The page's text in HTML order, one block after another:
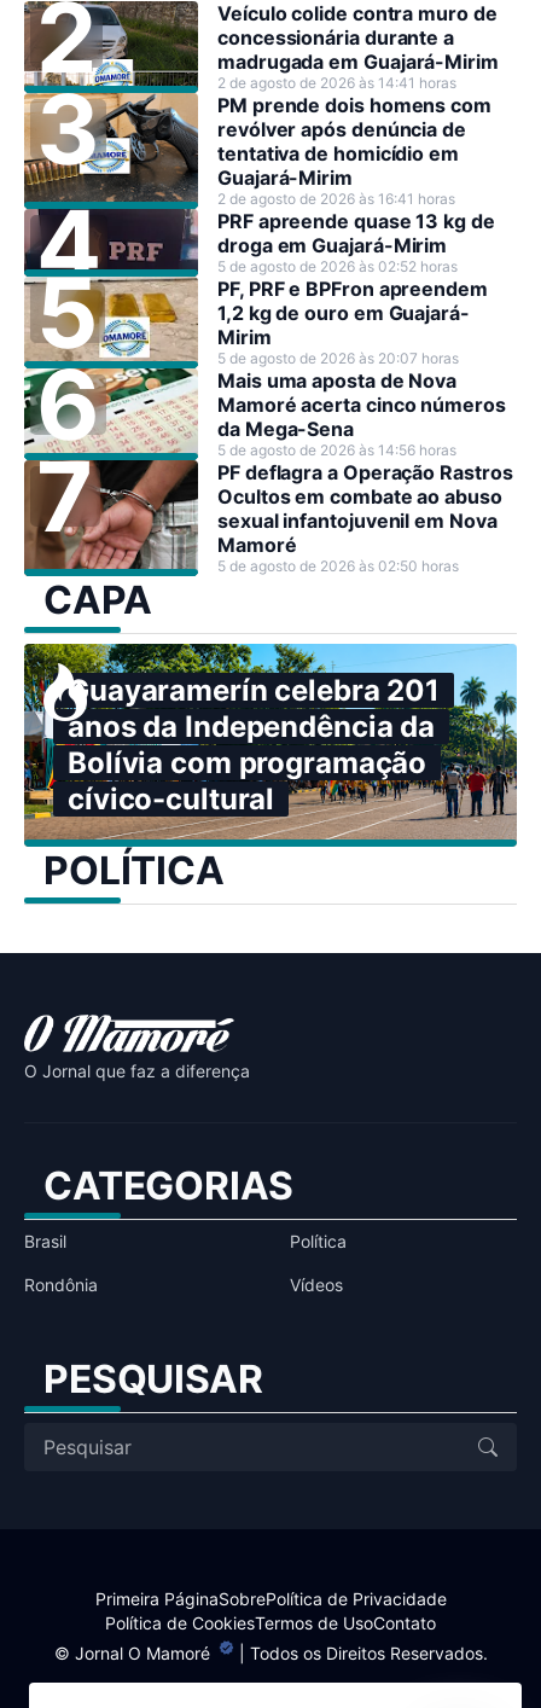
Veículo colide contra muro de
concessionária durante a
madrugada em Guajará-Mirim
2 de agosto de 2026 às 14:41 horas
PM prende dois homens com
revólver após denúncia de
tentativa de homicídio em
Guajará-Mirim
2 de agosto de 2026 às 16:41 horas
PRF apreende quase 13 kg de
droga em Guajará-Mirim
5 de agosto de 2026 às 02:52 horas
PF, PRF e BPFron apreendem
1,2 kg de ouro em Guajará-
Mirim
5 de agosto de 2026 às 20:07 horas
Mais uma aposta de Nova
Mamoré acerta cinco números
da Mega-Sena
5 de agosto de 2026 às 14:56 horas
PF deflagra a Operação Rastros
Ocultos em combate ao abuso
sexual infantojuvenil em Nova
Mamoré
5 de agosto de 2026 às 02:50 horas
CAPA
Guayaramerín celebra 201
anos da Independência da
Bolívia com programação
cívico-cultural
POLÍTICA
O Jornal que faz a diferença
CATEGORIAS
Brasil Política
Rondônia Vídeos
PESQUISAR
© Jornal O Mamoré | Todos os Direitos Reservados.
Primeira PáginaSobrePolítica de Privacidade
Política de CookiesTermos de UsoContato